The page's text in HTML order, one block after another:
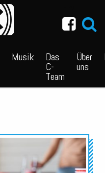
Musik Das
C-
Team
Über
uns
Audio-
Player